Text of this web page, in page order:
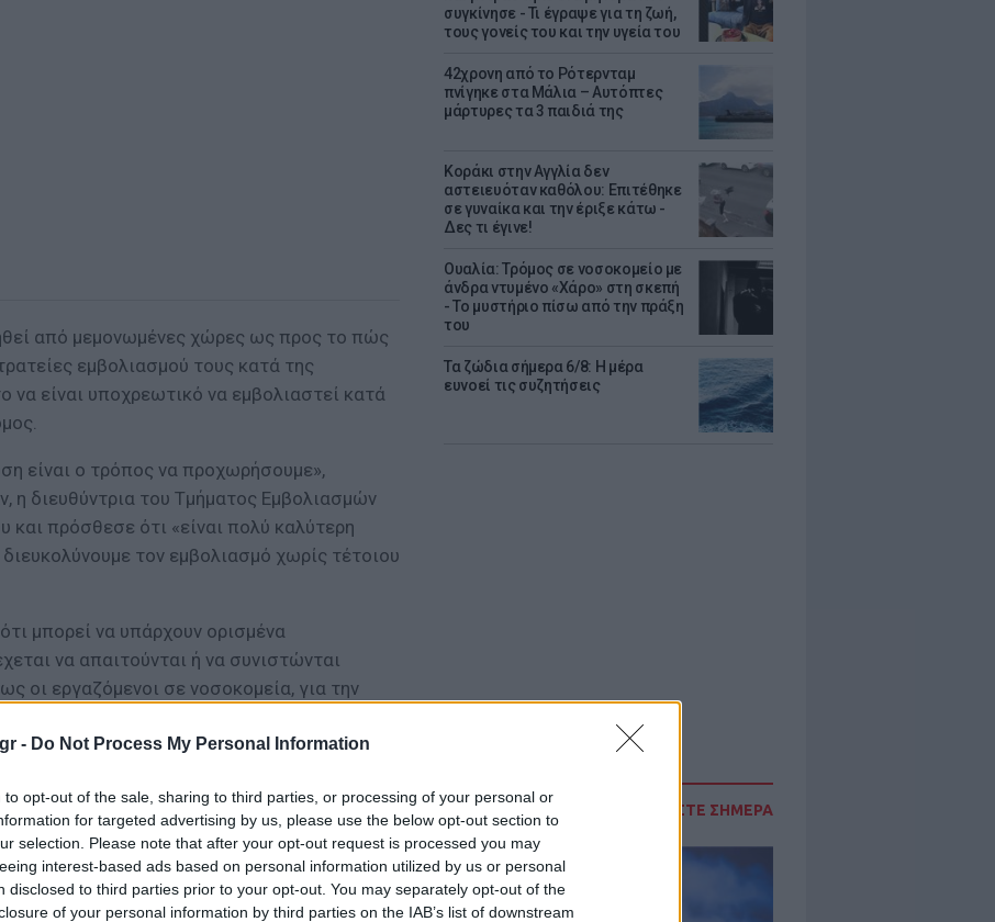
- Do Not Process My Personal Information
to opt-out of the sale, sharing to third parties, or processing of your personal or
for targeted advertising by us, please use the below opt-out section to
selection. Please note that after your opt-out request is processed you may
interest-based ads based on personal information utilized by us or personal
disclosed to third parties prior to your opt-out. You may separately opt-out of the
of your personal information by third parties on the IAB’s list of downstream
συγκίνησε - Τι έγραψε για τη ζωή,
τους γονείς του και την υγεία του
42χρονη από το Ρότερνταμ
πνίγηκε στα Μάλια – Αυτόπτες
μάρτυρες τα 3 παιδιά της
Kοράκι στην Αγγλία δεν
αστειευόταν καθόλου: Επιτέθηκε
σε γυναίκα και την έριξε κάτω -
Δες τι έγινε!
Ουαλία: Τρόμος σε νοσοκομείο με
άνδρα ντυμένο «Χάρο» στη σκεπή
- Το μυστήριο πίσω από την πράξη
του
Τα ζώδια σήμερα 6/8: Η μέρα
ευνοεί τις συζητήσεις
ΔΙΑΒΑΣΤΕ ΣΗΜΕΡΑ
από μεμονωμένες χώρες ως προς το πώς
εμβολιασμού τους κατά της
να είναι υποχρεωτικό να εμβολιαστεί κατά
είναι ο τρόπος να προχωρήσουμε»,
η διευθύντρια του Τμήματος Εμβολιασμών
πρόσθεσε ότι «είναι πολύ καλύτερη
τον εμβολιασμό χωρίς τέτοιου
μπορεί να υπάρχουν ορισμένα
να απαιτούνται ή να συνιστώνται
οι εργαζόμενοι σε νοσοκομεία, για την
όσο και των ασθενών.